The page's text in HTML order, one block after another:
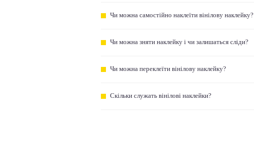
Чи можна самостійно наклеїти вінілову наклейку?
Чи можна зняти наклейку і чи залишаться сліди?
Чи можна переклеїти вінілову наклейку?
Скільки служать вінілові наклейки?